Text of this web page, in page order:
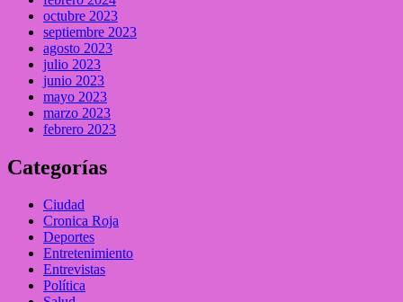
octubre 2023
septiembre 2023
agosto 2023
julio 2023
junio 2023
mayo 2023
marzo 2023
febrero 2023
Categorías
Ciudad
Cronica Roja
Deportes
Entretenimiento
Entrevistas
Política